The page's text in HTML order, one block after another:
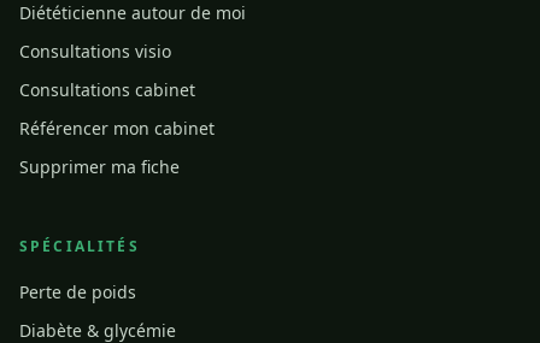
Diététicienne autour de moi
Consultations visio
Consultations cabinet
Référencer mon cabinet
Supprimer ma fiche
SPÉCIALITÉS
Perte de poids
Diabète & glycémie